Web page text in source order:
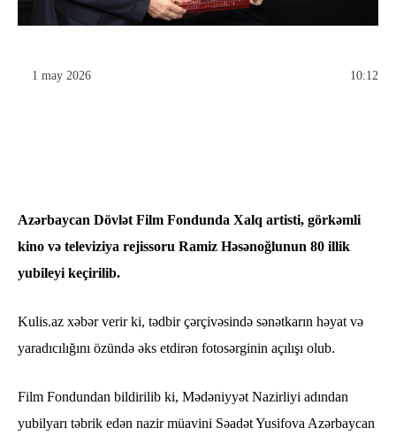
1 may 2026 10:12
Azərbaycan Dövlət Film Fondunda Xalq artisti, görkəmli
kino və televiziya rejissoru Ramiz Həsənoğlunun 80 illik
yubileyi keçirilib.
Kulis.az xəbər verir ki, tədbir çərçivəsində sənətkarın həyat və
yaradıcılığını özündə əks etdirən fotosərginin açılışı olub.
Film Fondundan bildirilib ki, Mədəniyyət Nazirliyi adından
yubilyarı təbrik edən nazir müavini Səadət Yusifova Azərbaycan